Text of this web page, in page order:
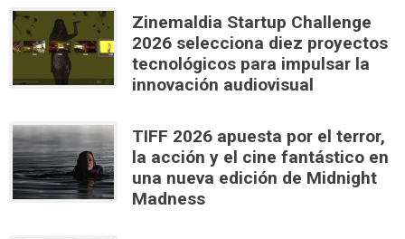
Zinemaldia Startup Challenge
2026 selecciona diez proyectos
tecnológicos para impulsar la
innovación audiovisual
TIFF 2026 apuesta por el terror,
la acción y el cine fantástico en
una nueva edición de Midnight
Madness